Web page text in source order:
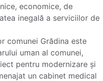
economice, de
inegală a serviciilor de
comunei Grădina este
uman al comunei,
pentru modernizare și
un cabinet medical